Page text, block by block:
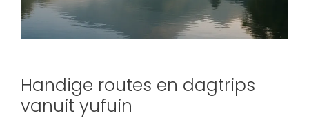
Handige routes en dagtrips
vanuit yufuin